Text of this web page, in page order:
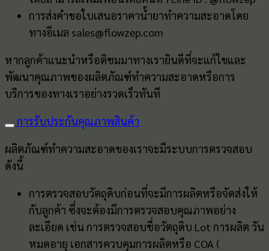
การส่งคำขอใบเสนอราคาน้ำยาทำความสะอาดโดย
ทางอีเมล sales@flowzep.com
หากลูกค้าแนะนำหรือติชมมาทางเรายินดีที่จะแก้ไขและ
พัฒนาคุณภาพของผลิตภัณฑ์ทำความสะอาดหรือการ
บริการของทางเราอย่างรวดเร็วทันที
การรับประกันคุณภาพสินค้า
ผลิตภัณฑ์ทำความสะอาดของเราจะมีระบบการตรวจสอบ
ดังนี้
การตรวจสอบวัตถุดิบก่อนที่จะมีการผลิตหรือจัดส่งให้
กับลูกค้า ซึ่งจะต้องมีการตรวจสอบคุณภาพอย่าง
ละเอียด เช่น การตรวจสอบชื่อวัตถุดิบ Lot การผลิต วัน
หมดอายุ เอกสารควบคุมการผลิตหรือ COA (